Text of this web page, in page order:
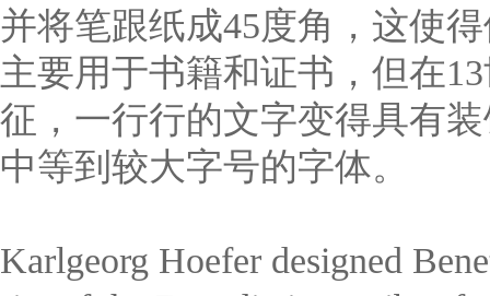
并将笔跟纸成45度角，这使
主要用于书籍和证书，但在
征，一行行的文字变得具有
中等到较大字号的字体。
Karlgeorg Hoefer designed